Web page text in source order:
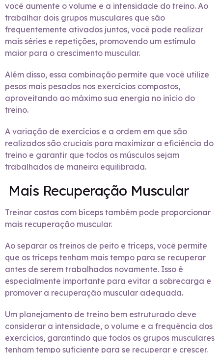
você aumente o volume e a intensidade do treino. Ao
trabalhar dois grupos musculares que são
frequentemente ativados juntos, você pode realizar
mais séries e repetições, promovendo um estímulo
maior para o crescimento muscular.
Além disso, essa combinação permite que você utilize
pesos mais pesados nos exercícios compostos,
aproveitando ao máximo sua energia no início do
treino.
A variação de exercícios e a ordem em que são
realizados são cruciais para maximizar a eficiência do
treino e garantir que todos os músculos sejam
trabalhados de maneira equilibrada.
Mais Recuperação Muscular
Treinar costas com bíceps também pode proporcionar
mais recuperação muscular.
Ao separar os treinos de peito e tríceps, você permite
que os tríceps tenham mais tempo para se recuperar
antes de serem trabalhados novamente. Isso é
especialmente importante para evitar a sobrecarga e
promover a recuperação muscular adequada.
Um planejamento de treino bem estruturado deve
considerar a intensidade, o volume e a frequência dos
exercícios, garantindo que todos os grupos musculares
tenham tempo suficiente para se recuperar e crescer.